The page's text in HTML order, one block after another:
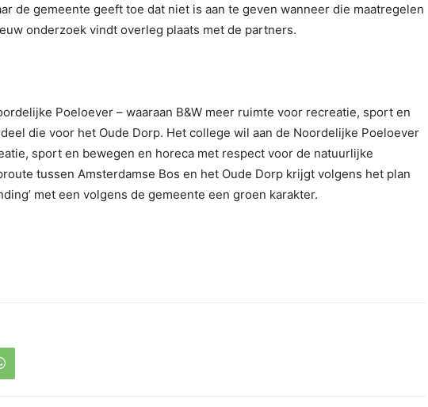
de gemeente geeft toe dat niet is aan te geven wanneer die maatregelen
onderzoek vindt overleg plaats met de partners.
Poeloever – waaraan B&W meer ruimte voor recreatie, sport en
die voor het Oude Dorp. Het college wil aan de Noordelijke Poeloever
sport en bewegen en horeca met respect voor de natuurlijke
tussen Amsterdamse Bos en het Oude Dorp krijgt volgens het plan
met een volgens de gemeente een groen karakter.